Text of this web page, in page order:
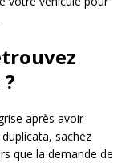
après avoir
sachez
que la demande de